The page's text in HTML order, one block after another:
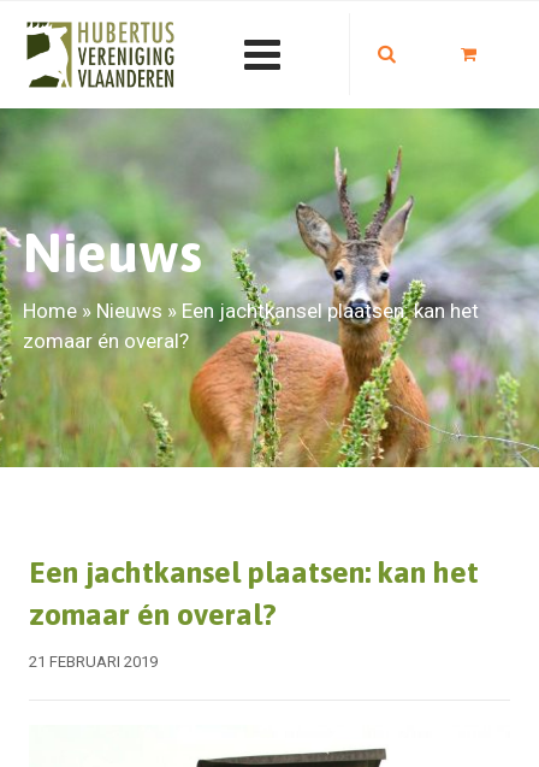
Nieuws
Home» Nieuws » Een jachtkansel plaatsen: kan het
zomaar én overal?
Een jachtkansel plaatsen: kan het
zomaar én overal?
21 FEBRUARI 2019